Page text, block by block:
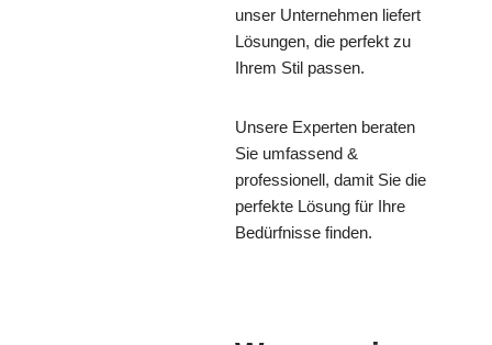
unser Unternehmen liefert
Lösungen, die perfekt zu
Ihrem Stil passen.
Unsere Experten beraten
Sie umfassend &
professionell, damit Sie die
perfekte Lösung für Ihre
Bedürfnisse finden.